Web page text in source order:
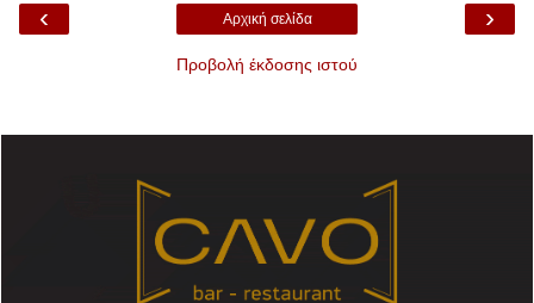
‹ ›
Αρχική σελίδα
Προβολή έκδοσης ιστού